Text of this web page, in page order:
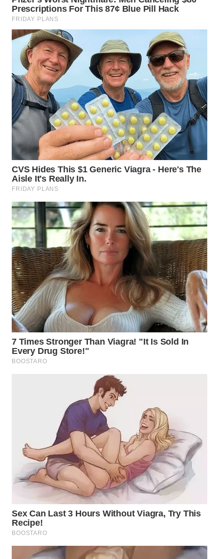
WN
GORONTALO
WN
SULUT
WN
MALUKU
WN
MALUT
WN
DAIRI
WN
DANAU
TOBA
WN
NIAS
WN
LANGKAT
WN
TAPANULI
SELATAN
WN
SIMALUNGUN
WN
LABUHANBATU
WN
TAPANULI